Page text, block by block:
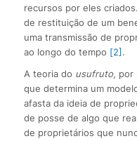
recursos por eles
de restituição de um
uma transmissão de
ao longo do tempo [2] .
A teoria do usufruto, por
que determina um
afasta da ideia de
de posse de algo que
de proprietários que